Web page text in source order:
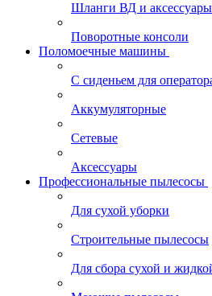
Шланги ВД и
Поворотные консоли
Поломоечные машины
С сиденьем для
Аккумуляторные
Сетевые
Аксессуары
Профессиональные пылесосы
Для сухой уборки
Строительные пылесосы
Для сбора сухой и